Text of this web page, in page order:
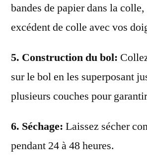
bandes de papier dans la
excédent de colle avec vos
5. Construction du bol:
sur le bol en les superposant
plusieurs couches pour
6. Séchage: Laissez sécher
pendant 24 à 48 heures.